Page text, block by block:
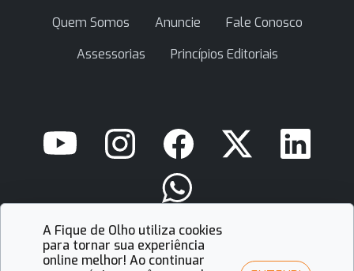
Quem Somos
Anuncie
Fale Conosco
Assessorias
Princípios Editoriais
contato@fiquedeolho.com.br
A Fique de Olho utiliza cookies
para tornar sua experiência
online melhor! Ao continuar